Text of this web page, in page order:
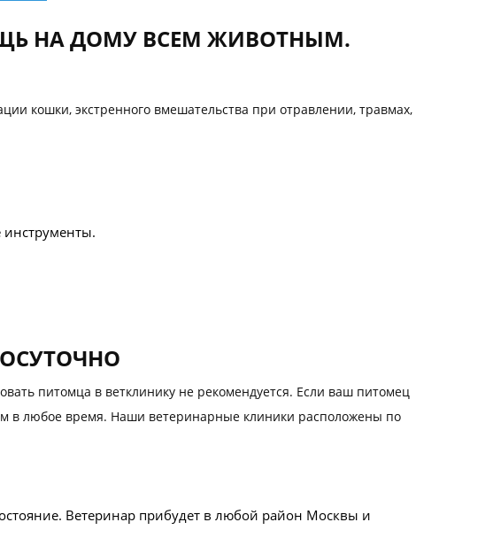
НА ДОМУ ВСЕМ ЖИВОТНЫМ.
кошки, экстренного вмешательства при отравлении, травмах,
питомца в ветклинику не рекомендуется. Если ваш питомец
в любое время. Наши ветеринарные клиники расположены по
Ветеринар прибудет в любой район Москвы и